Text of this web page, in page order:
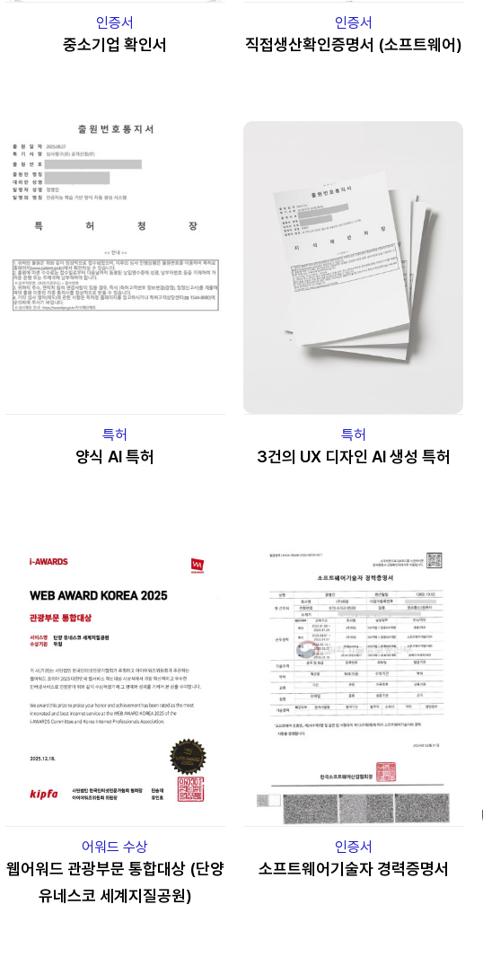
인증서
중소기업 확인서
인증서
직접생산확인증명서 (소프트웨어)
특허
양식 AI 특허
특허
3건의 UX 디자인 AI 생성 특허
어워드 수상
웹어워드 관광부문 통합대상 (단양
유네스코 세계지질공원)
인증서
소프트웨어기술자 경력증명서